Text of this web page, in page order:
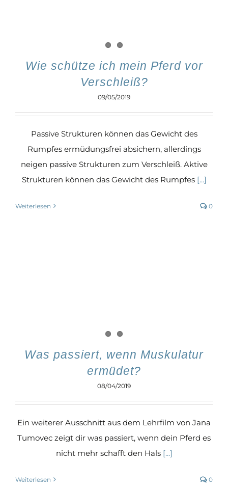
Wie schütze ich mein Pferd vor
Verschleiß?
09/05/2019
Passive Strukturen können das Gewicht des
Rumpfes ermüdungsfrei absichern, allerdings
neigen passive Strukturen zum Verschleiß. Aktive
Strukturen können das Gewicht des Rumpfes [...]
Weiterlesen 0
Was passiert, wenn Muskulatur
ermüdet?
08/04/2019
Ein weiterer Ausschnitt aus dem Lehrfilm von Jana
Tumovec zeigt dir was passiert, wenn dein Pferd es
nicht mehr schafft den Hals [...]
Weiterlesen 0